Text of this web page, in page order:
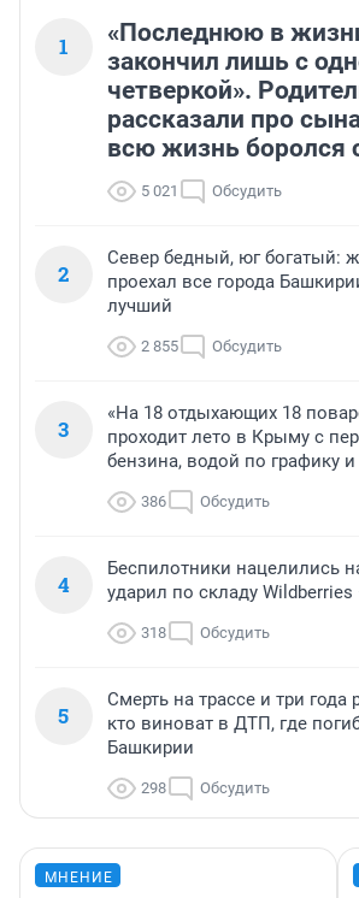
1
«Последнюю в
закончил лишь с
четверкой».
рассказали про
всю жизнь боролся
5 021 Обсудить
2
Север бедный, юг богатый:
проехал все города
лучший
2 855 Обсудить
3
«На 18 отдыхающих 18
проходит лето в Крыму с
бензина, водой по графику
386 Обсудить
4
Беспилотники нацелились
ударил по складу
318 Обсудить
5
Смерть на трассе и три года
кто виноват в ДТП, где
Башкирии
298 Обсудить
МНЕНИЕ